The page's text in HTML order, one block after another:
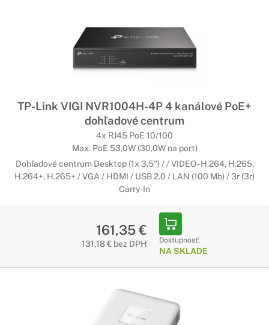
TP-Link VIGI NVR1004H-4P 4 kanálové PoE+
dohľadové centrum
4x RJ45 PoE 10/100
Max. PoE 53,0W (30,0W na port)
Dohľadové centrum Desktop (1x 3,5") / / VIDEO - H.264, H.265,
H.264+, H.265+ / VGA / HDMI / USB 2.0 / LAN (100 Mb) / 3r (3r)
Carry-In
161,35 €
131,18 € bez DPH Dostupnosť:
NA SKLADE